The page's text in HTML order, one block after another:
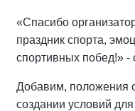
«Спасибо
праздник спорта,
спортивных побед!» -
Добавим, положения
создании условий